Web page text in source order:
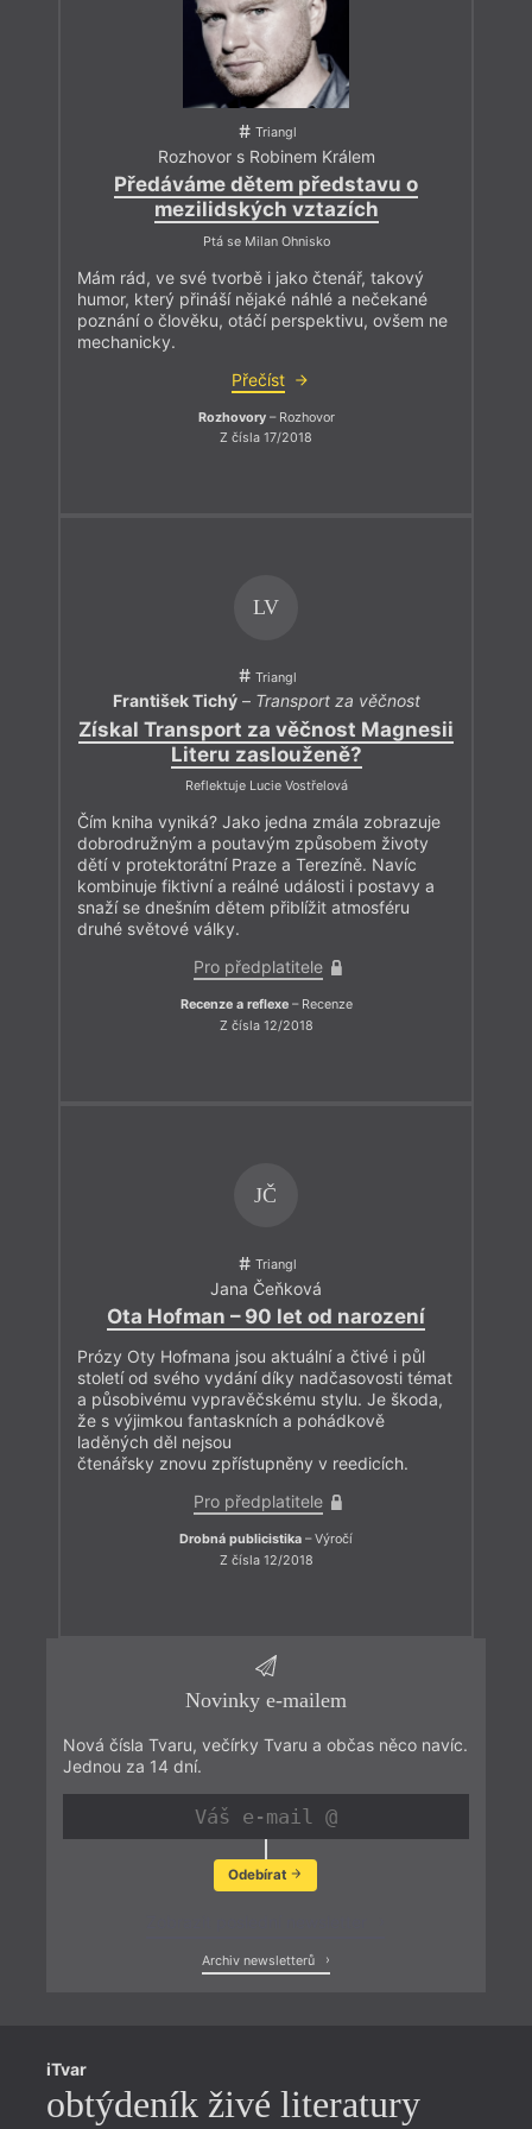
Triangl
Rozhovor s Robinem Králem
Předáváme dětem představu o
mezilidských vztazích
Ptá se Milan Ohnisko
Mám rád, ve své tvorbě i jako čtenář, takový
humor, který přináší nějaké náhlé a nečekané
poznání o člověku, otáčí perspektivu, ovšem ne
mechanicky.
Přečíst
Rozhovory– Rozhovor
Z čísla 17/2018
LV
Triangl
František Tichý– Transport za věčnost
Získal Transport za věčnost Magnesii
Literu zaslouženě?
Reflektuje Lucie Vostřelová
Čím kniha vyniká? Jako jedna zmála zobrazuje
dobrodružným a poutavým způsobem životy
dětí v protektorátní Praze a Terezíně. Navíc
kombinuje fiktivní a reálné události i postavy a
snaží se dnešním dětem přiblížit atmosféru
druhé světové války.
Pro předplatitele
Recenze a reflexe– Recenze
Z čísla 12/2018
JČ
Triangl
Jana Čeňková
Ota Hofman – 90 let od narození
Prózy Oty Hofmana jsou aktuální a čtivé i půl
století od svého vydání díky nadčasovosti témat
a působivému vypravěčskému stylu. Je škoda,
že s výjimkou fantaskních a pohádkově
laděných děl nejsou
čtenářsky znovu zpřístupněny v reedicích.
Pro předplatitele
Drobná publicistika – Výročí
Z čísla 12/2018
Novinky e-mailem
Nová čísla Tvaru, večírky Tvaru a občas něco navíc.
Jednou za 14 dní.
Odebírat
Archiv newsletterů
iTvar
obtýdeník živé literatury